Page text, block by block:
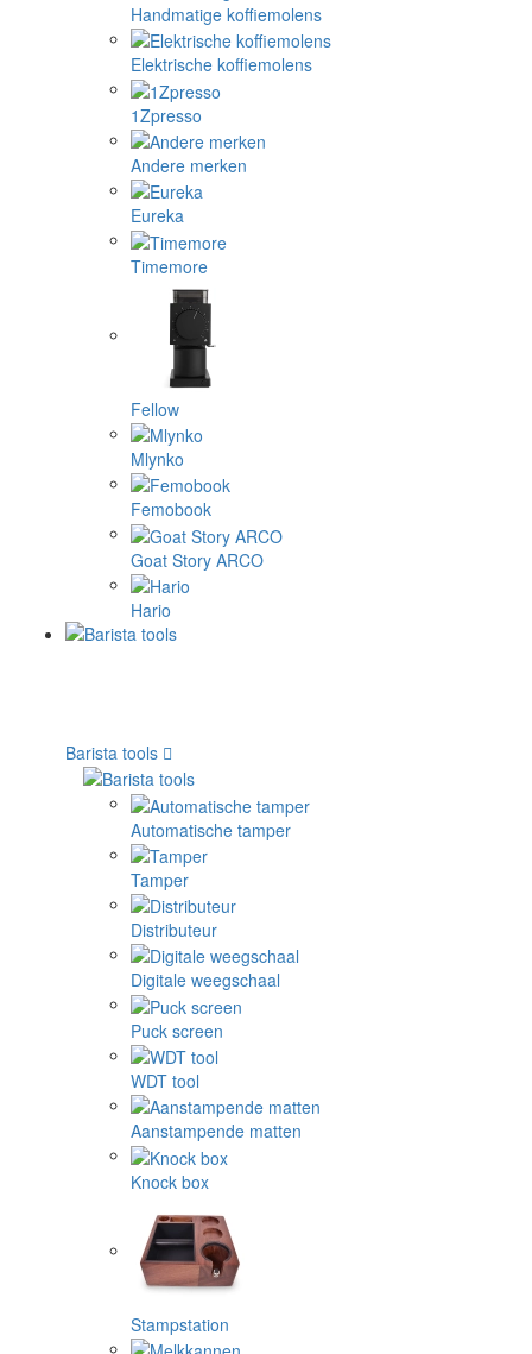
Handmatige koffiemolens
Elektrische koffiemolens
1Zpresso
Andere merken
Eureka
Timemore
Fellow
Mlynko
Femobook
Goat Story ARCO
Hario
Barista tools
Automatische tamper
Tamper
Distributeur
Digitale weegschaal
Puck screen
WDT tool
Aanstampende matten
Knock box
Stampstation